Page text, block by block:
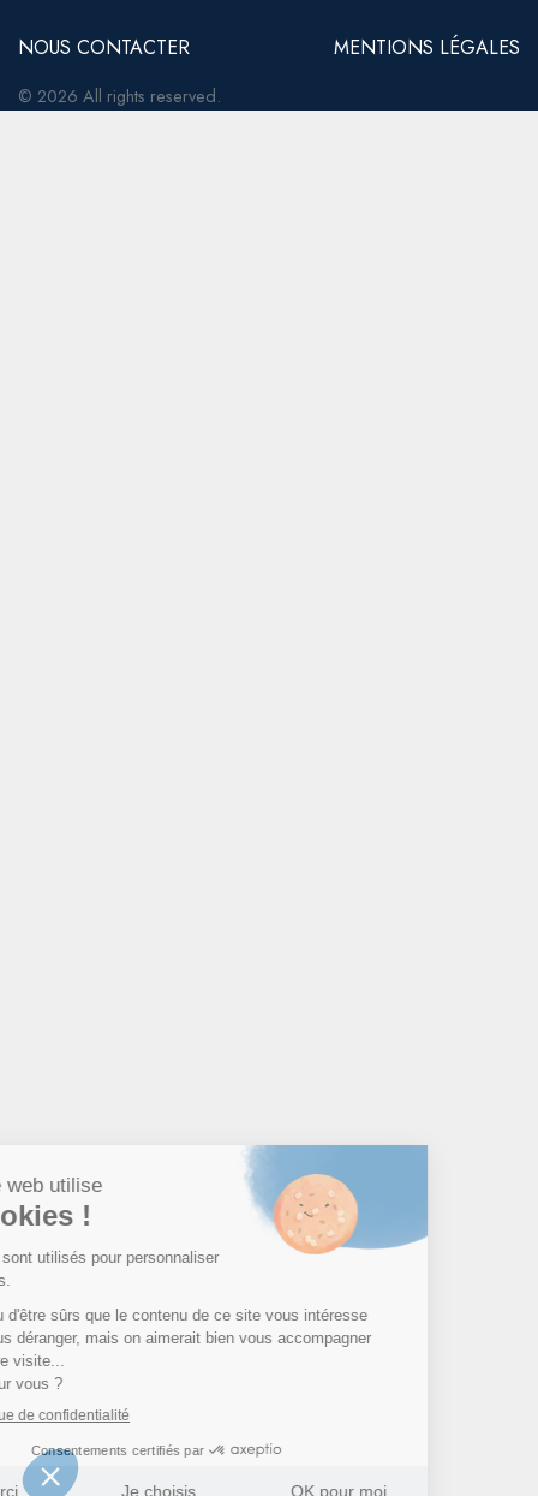
NOUS CONTACTER MENTIONS LÉGALES
© 2026 All rights reserved.